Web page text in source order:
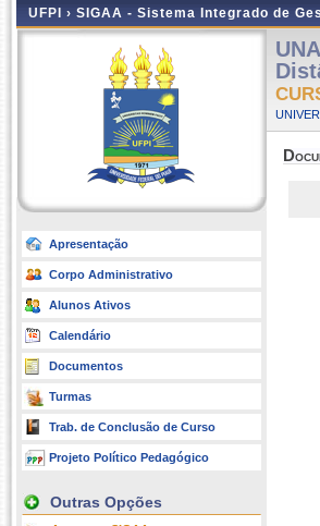
UFPI › SIGAA - Sistema Integrado de
Apresentação
Corpo Administrativo
Alunos Ativos
Calendário
Documentos
Turmas
Trab. de Conclusão de Curso
Projeto Político Pedagógico
Outras Opções